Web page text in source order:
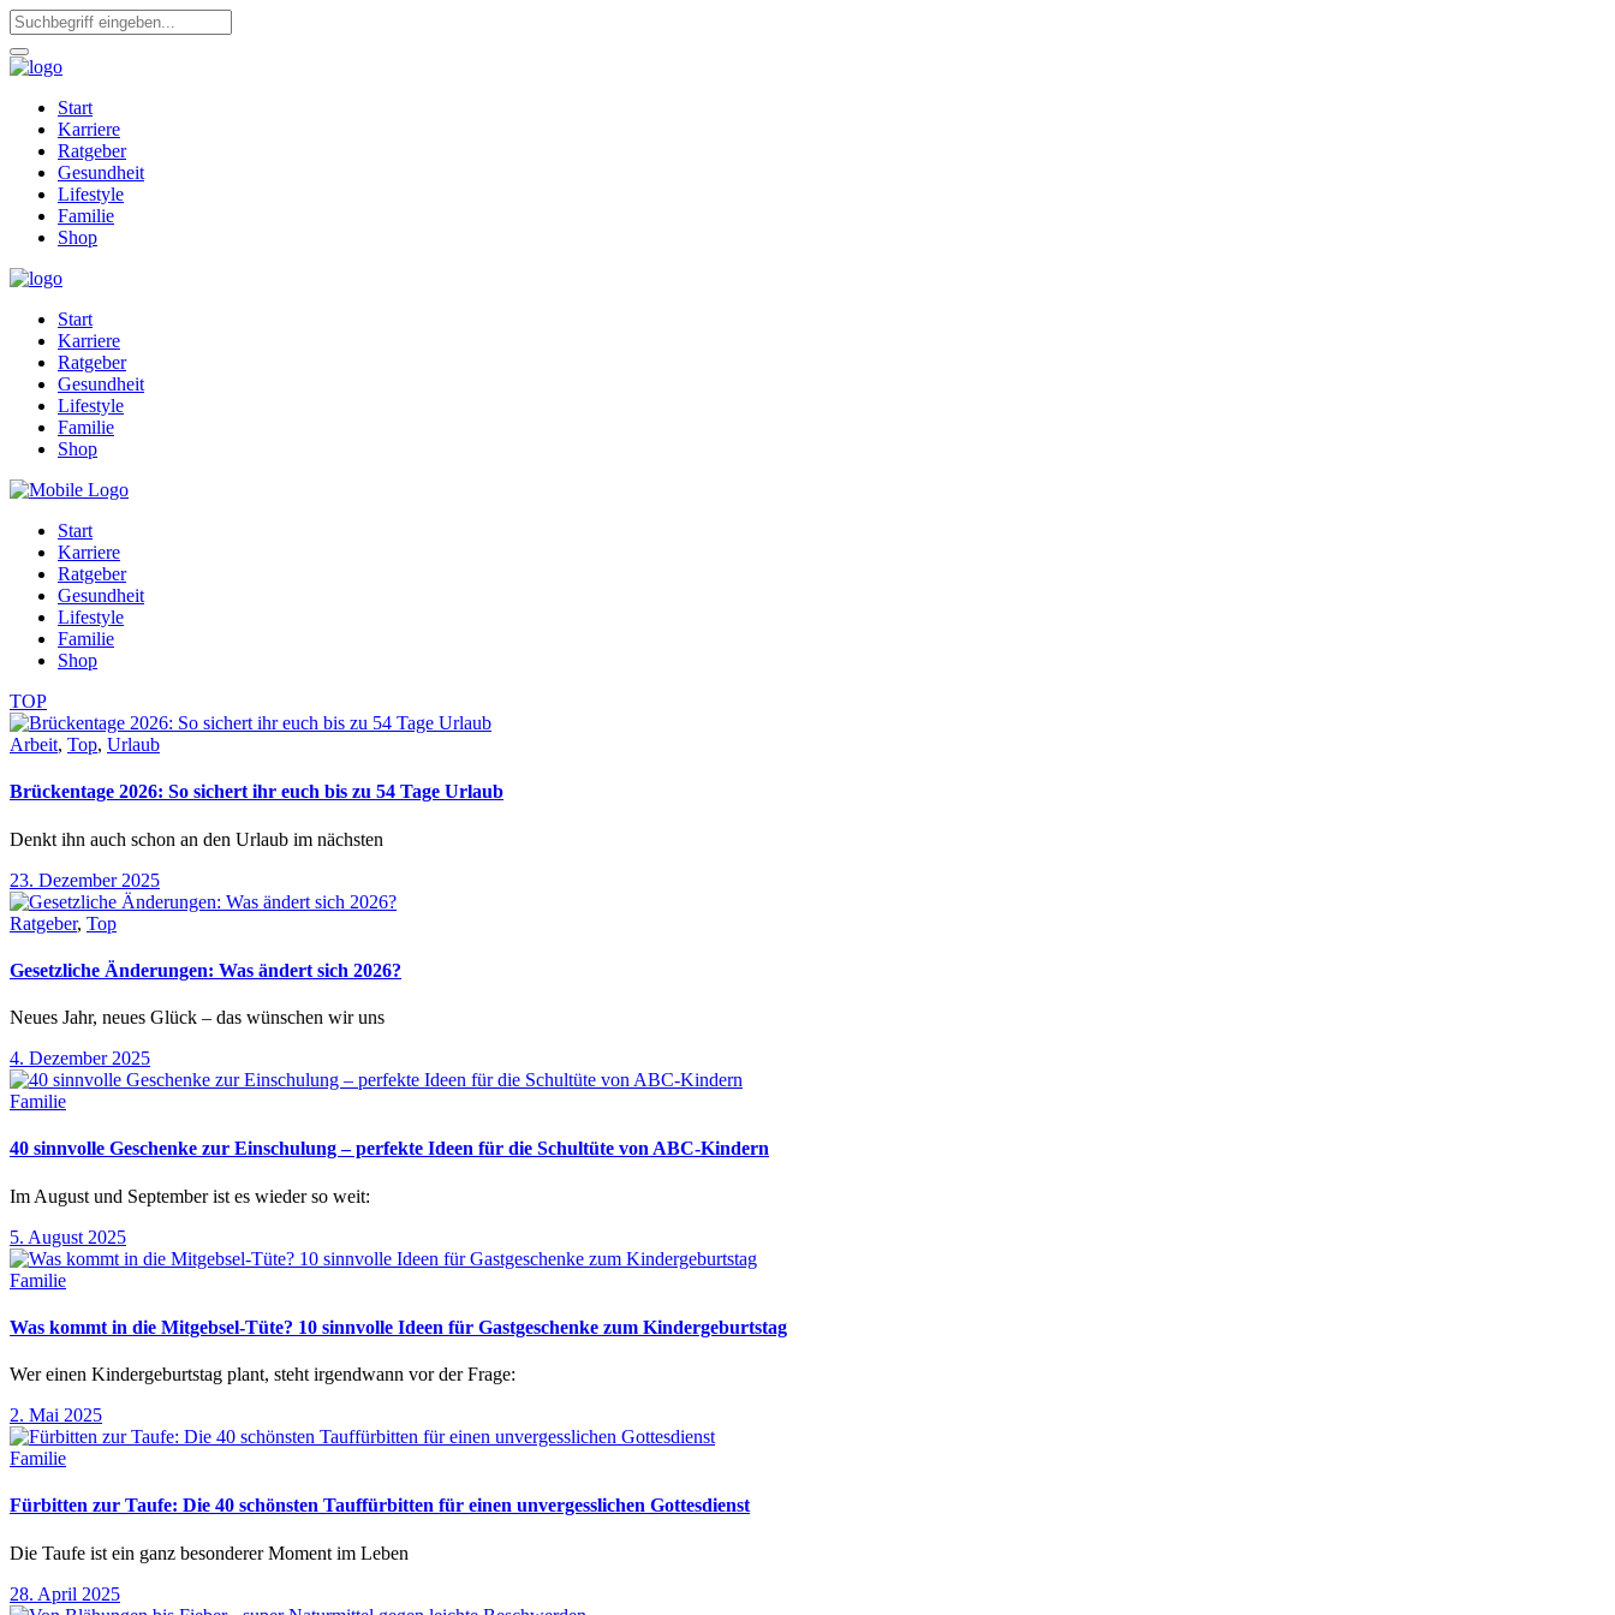
Start
Karriere
Ratgeber
Gesundheit
Lifestyle
Familie
Shop
Start
Karriere
Ratgeber
Gesundheit
Lifestyle
Familie
Shop
Start
Karriere
Ratgeber
Gesundheit
Lifestyle
Familie
Shop
TOP
Arbeit, Top, Urlaub
Brückentage 2026: So sichert ihr euch bis zu 54 Tage Urlaub
Denkt ihn auch schon an den Urlaub im nächsten
23. Dezember 2025
Ratgeber, Top
Gesetzliche Änderungen: Was ändert sich 2026?
Neues Jahr, neues Glück – das wünschen wir uns
4. Dezember 2025
Familie
40 sinnvolle Geschenke zur Einschulung – perfekte Ideen für die Schultüte von ABC-Kindern
Im August und September ist es wieder so weit:
5. August 2025
Familie
Was kommt in die Mitgebsel-Tüte? 10 sinnvolle Ideen für Gastgeschenke zum Kindergeburtstag
Wer einen Kindergeburtstag plant, steht irgendwann vor der Frage:
2. Mai 2025
Familie
Fürbitten zur Taufe: Die 40 schönsten Tauffürbitten für einen unvergesslichen Gottesdienst
Die Taufe ist ein ganz besonderer Moment im Leben
28. April 2025